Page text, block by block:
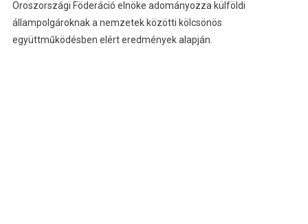
Oroszországi Föderáció elnöke adományozza külföldi
állampolgároknak a nemzetek közötti kölcsönös
együttműködésben elért eredmények alapján.